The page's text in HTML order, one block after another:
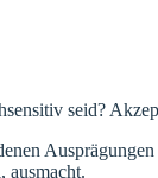
seid?
ausmacht.